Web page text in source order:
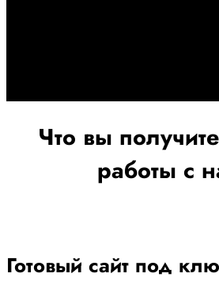
Что вы
работы с
Готовый сайт под